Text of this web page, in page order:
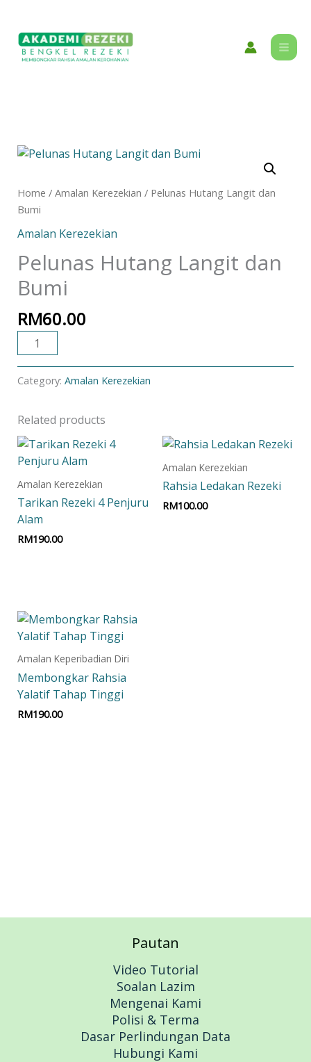
content
Home / Amalan Kerezekian / Pelunas Hutang Langit dan
Bumi
Amalan Kerezekian
Pelunas Hutang Langit dan
Bumi
RM60.00
Pelunas
Langit
dan
quantity
Category: Amalan Kerezekian
Related products
Amalan Kerezekian
Tarikan Rezeki 4 Penjuru
Alam
RM190.00
Amalan Kerezekian
Rahsia Ledakan Rezeki
RM100.00
Amalan Keperibadian Diri
Membongkar Rahsia
Yalatif Tahap Tinggi
RM190.00
Pautan
Video Tutorial
Soalan Lazim
Mengenai Kami
Polisi & Terma
Dasar Perlindungan Data
Hubungi Kami